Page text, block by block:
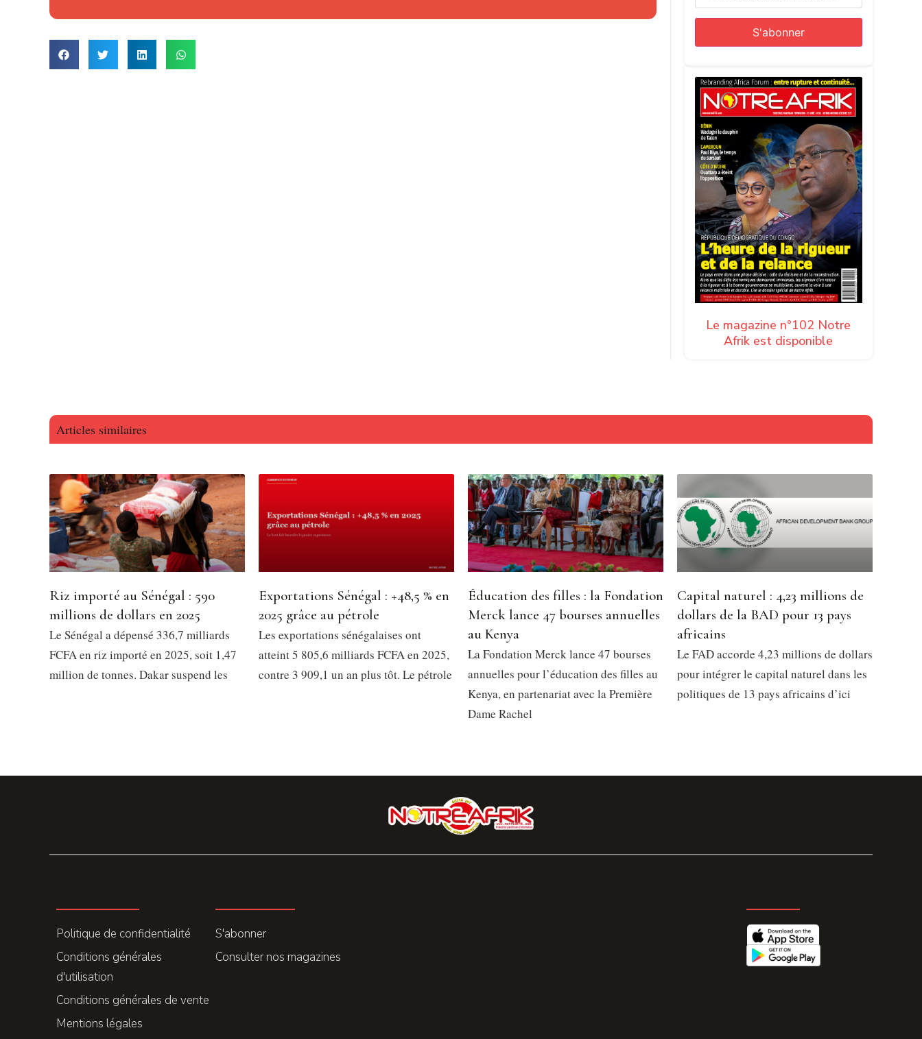
une page d’histoire.
Un bloc défensif parfaitement organisé
Grâce à ce nul, les Requins Bleus engrangent leur premier point dans l’histoire de la Coupe du monde et s’offrent de réelles
raisons d’espérer pour la suite de la compétition. L’Espagne, de son côté, devra rapidement retrouver de l’efficacité offensive
Dans ce groupe H particulièrement disputé, ce résultat constitue déjà l’une des premières grandes surprises du Mondial 2026
et pourrait avoir une influence importante sur la course à la qualification pour les huitièmes de finale.
Le magazine n°102 Notre
Afrik est disponible
Articles similaires
Riz importé au Sénégal : 590
millions de dollars en 2025
Le Sénégal a dépensé 336,7 milliards
FCFA en riz importé en 2025, soit 1,47
million de tonnes. Dakar suspend les
Exportations Sénégal : +48,5 % en
2025 grâce au pétrole
Les exportations sénégalaises ont
atteint 5 805,6 milliards FCFA en 2025,
contre 3 909,1 un an plus tôt. Le pétrole
Éducation des filles : la Fondation
Merck lance 47 bourses annuelles
au Kenya
La Fondation Merck lance 47 bourses
annuelles pour l’éducation des filles au
Kenya, en partenariat avec la Première
Dame Rachel
Capital naturel : 4,23 millions de
dollars de la BAD pour 13 pays
africains
Le FAD accorde 4,23 millions de dollars
pour intégrer le capital naturel dans les
politiques de 13 pays africains d’ici
Politique de confidentialité
Conditions générales
d'utilisation
Conditions générales de vente
Mentions légales
S'abonner
Consulter nos magazines